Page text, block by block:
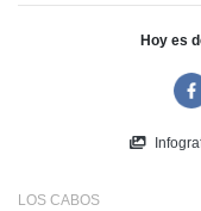
Hoy es
LOS CABOS